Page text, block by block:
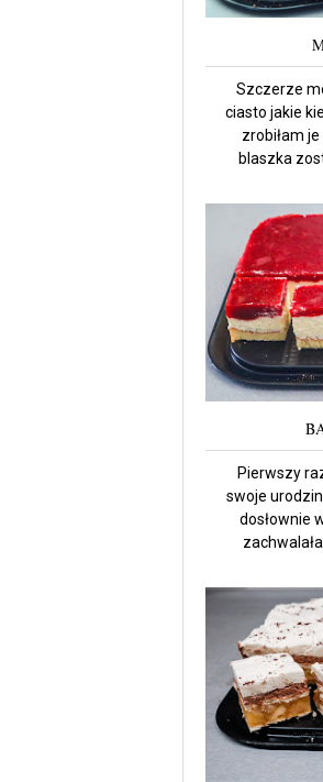
Szczerze
ciasto jakie
zrobiłam
blaszka
Pierwszy
swoje
dosłownie
zachwalała